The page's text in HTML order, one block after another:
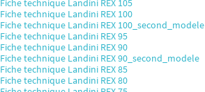
Fiche technique Landini REX 105
Fiche technique Landini REX 100
Fiche technique Landini REX 100_second_modele
Fiche technique Landini REX 95
Fiche technique Landini REX 90
Fiche technique Landini REX 90_second_modele
Fiche technique Landini REX 85
Fiche technique Landini REX 80